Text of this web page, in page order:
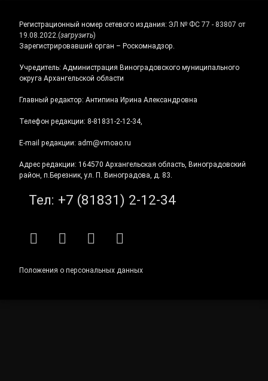
Регистрационный номер сетевого издания: ЭЛ № ФС 77 - 83807 от
19.08.2022.(загрузить)
Зарегистрировавший орган – Роскомнадзор.
Учредитель: Администрация Виноградовского муниципального
округа Архангельской области
Главный редактор: Антипина Ирина Александровна
Телефон редакции: 8-81831-2-12-34,
E-mail редакции: adm@vmoao.ru
Адрес редакции: 164570 Архангельская область, Виноградовский
район, п.Березник, ул. П. Виноградова, д. 83.
Тел: +7 (81831) 2-12-34
RSS E-mailВКонтакте
Telegram
Положения о персональных данных